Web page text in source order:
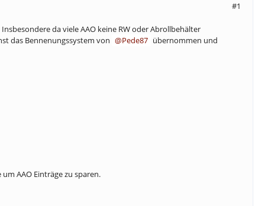
#1
da viele AAO keine RW oder Abrollbehälter
das Bennenungssystem von
Pede87 übernommen und
AAO Einträge zu sparen.